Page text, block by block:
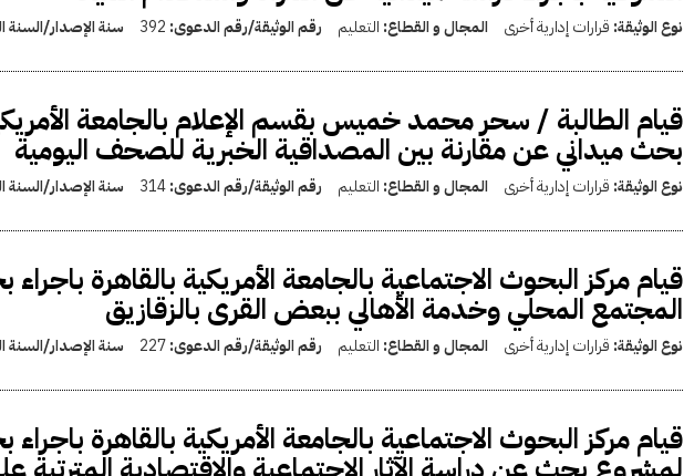
نوع الوثيقة: قرارات إدارية أخرى المجال و القطاع: التعليم رقم الوثيقة/رقم الدعوى: 392 سنة الإصدار/السنة
قيام الطالبة / سحر محمد خميس بقسم الإعلام بالجامعة
بحث ميداني عن مقارنة بين المصداقية الخبرية للصحف اليومية
نوع الوثيقة: قرارات إدارية أخرى المجال و القطاع: التعليم رقم الوثيقة/رقم الدعوى:314 سنة الإصدار/السنة
قيام مركز البحوث الاجتماعية بالجامعة الأمريكية بالقاهرة
المجتمع المحلي وخدمة الأهالي ببعض القرى بالزقازيق
نوع الوثيقة: قرارات إدارية أخرى المجال و القطاع: التعليم رقم الوثيقة/رقم الدعوى:227 سنة الإصدار/السنة
قيام مركز البحوث الاجتماعية بالجامعة الأمريكية بالقاهرة باجراء